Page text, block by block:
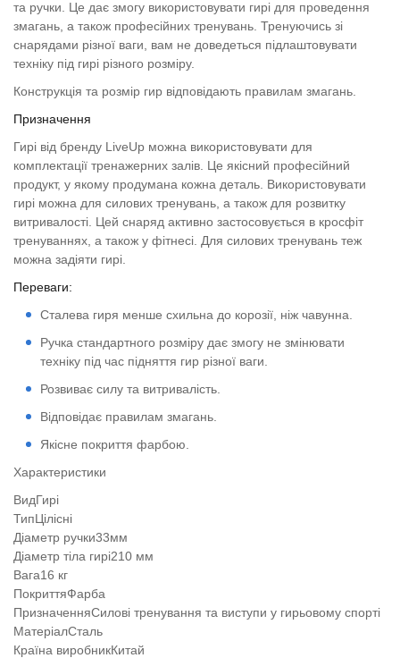
та ручки. Це дає змогу використовувати гирі для проведення
змагань, а також професійних тренувань. Тренуючись зі
снарядами різної ваги, вам не доведеться підлаштовувати
техніку під гирі різного розміру.
Конструкція та розмір гир відповідають правилам змагань.
Призначення
Гирі від бренду LiveUp можна використовувати для
комплектації тренажерних залів. Це якісний професійний
продукт, у якому продумана кожна деталь. Використовувати
гирі можна для силових тренувань, а також для розвитку
витривалості. Цей снаряд активно застосовується в кросфіт
тренуваннях, а також у фітнесі. Для силових тренувань теж
можна задіяти гирі.
Переваги:
Сталева гиря менше схильна до корозії, ніж чавунна.
Ручка стандартного розміру дає змогу не змінювати
техніку під час підняття гир різної ваги.
Розвиває силу та витривалість.
Відповідає правилам змагань.
Якісне покриття фарбою.
Характеристики
ВидГирі
ТипЦілісні
Діаметр ручки33мм
Діаметр тіла гирі210 мм
Вага16 кг
ПокриттяФарба
ПризначенняСилові тренування та виступи у гирьовому спорті
МатеріалСталь
Країна виробникКитай